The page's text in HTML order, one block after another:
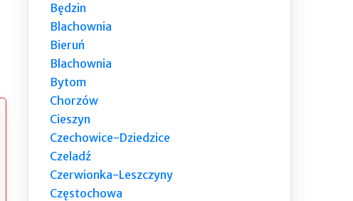
Będzin
Blachownia
Bieruń
Blachownia
Bytom
Chorzów
Cieszyn
Czechowice-Dziedzice
Czeladź
Czerwionka-Leszczyny
Częstochowa